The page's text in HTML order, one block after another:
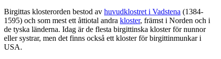
Birgittas klosterorden bestod av huvudklostret i Vadstena (1384-
1595) och som mest ett åttiotal andra kloster, främst i Norden och i
de tyska länderna. Idag är de flesta birgittinska kloster för nunnor
eller systrar, men det finns också ett kloster för birgittinmunkar i
USA.